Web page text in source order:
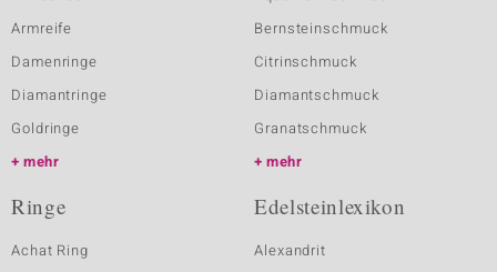
Armreife
Damenringe
Diamantringe
Goldringe
mehr
Bernsteinschmuck
Citrinschmuck
Diamantschmuck
Granatschmuck
mehr
Ringe
Achat Ring
Edelsteinlexikon
Alexandrit